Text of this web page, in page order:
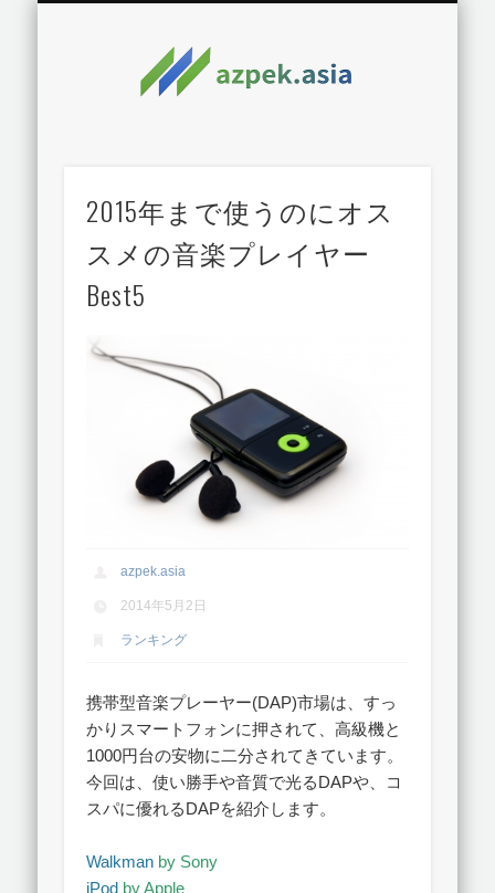
2015年まで使うのにオス
スメの音楽プレイヤー
Best5
azpek.asia
2014年5月2日
ランキング
携帯型音楽プレーヤー(DAP)市場は、すっ
かりスマートフォンに押されて、高級機と
1000円台の安物に二分されてきています。
今回は、使い勝手や音質で光るDAPや、コ
スパに優れるDAPを紹介します。
Walkman by Sony
iPod by Apple